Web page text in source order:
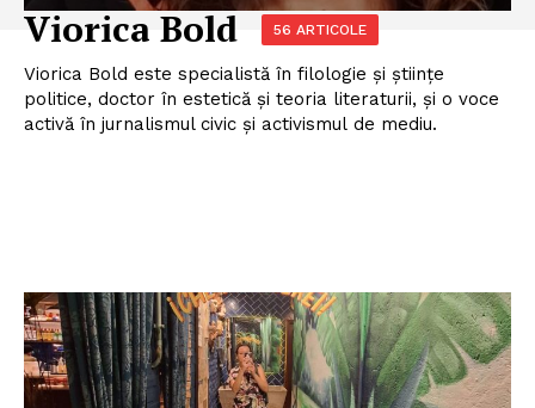
Viorica Bold 56 ARTICOLE
Viorica Bold este specialistă în filologie și științe
politice, doctor în estetică și teoria literaturii, și o voce
activă în jurnalismul civic și activismul de mediu.